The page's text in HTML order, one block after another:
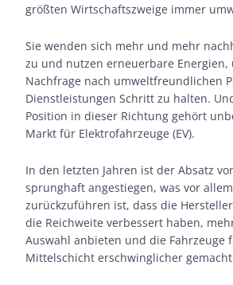
größten Wirtschaftszweige immer
Sie wenden sich mehr und mehr
zu und nutzen erneuerbare
Nachfrage nach umweltfreundlichen
Dienstleistungen Schritt zu halten.
Position in dieser Richtung gehört
Markt für Elektrofahrzeuge (EV).
In den letzten Jahren ist der Absatz
sprunghaft angestiegen, was vor
zurückzuführen ist, dass die
die Reichweite verbessert haben,
Auswahl anbieten und die Fahrzeuge
Mittelschicht erschwinglicher